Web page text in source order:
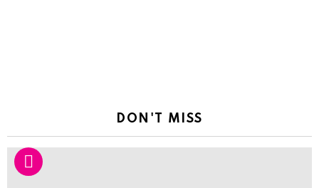
DON'T MISS